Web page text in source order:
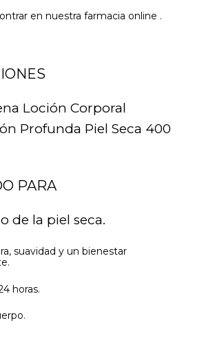
en nuestra farmacia online .
Loción Corporal
Profunda Piel Seca 400
PARA
de la piel seca.
suavidad y un bienestar
horas.